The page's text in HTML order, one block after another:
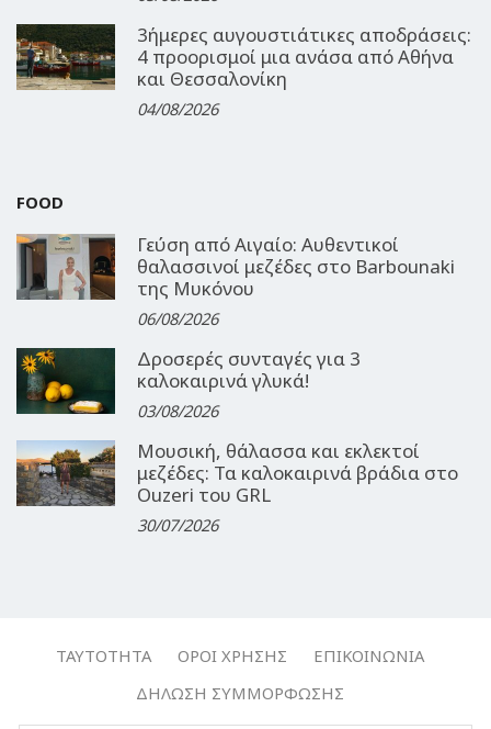
3ήμερες αυγουστιάτικες αποδράσεις:
4 προορισμοί μια ανάσα από Αθήνα
και Θεσσαλονίκη
04/08/2026
FOOD
Γεύση από Αιγαίο: Αυθεντικοί
θαλασσινοί μεζέδες στο Barbounaki
της Μυκόνου
06/08/2026
Δροσερές συνταγές για 3
καλοκαιρινά γλυκά!
03/08/2026
Μουσική, θάλασσα και εκλεκτοί
μεζέδες: Τα καλοκαιρινά βράδια στο
Ouzeri του GRL
30/07/2026
ΤΑΥΤΌΤΗΤΑ ΌΡΟΙ ΧΡΉΣΗΣ
ΕΠΙΚΟΙΝΩΝΊΑ
ΔΉΛΩΣΗ ΣΥΜΜΌΡΦΩΣΗΣ